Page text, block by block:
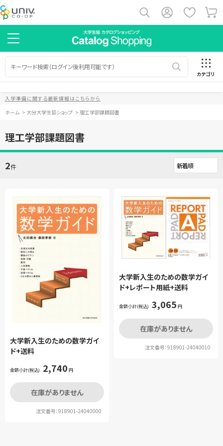
カテゴリ
入学準備に関する最新情報はこちらから
ホーム > 大分大学生協ショップ > 理工学部課題図書
理工学部課題図書
2件
大学新入生のための数学ガイ
ド+送料
金額小計(税込) 2,740 円
在庫がありません
注文番号：918901-24040000
大学新入生のための数学ガイ
ド+レポート用紙+送料
金額小計(税込) 3,065 円
在庫がありません
注文番号：918901-24040010